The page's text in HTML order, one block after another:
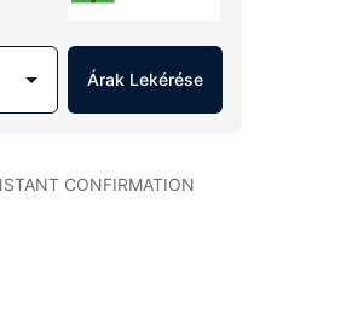
Árak Lekérése
CONFIRMATION